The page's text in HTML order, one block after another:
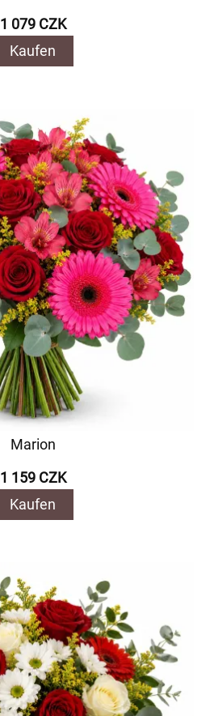
1 079 CZK
Kaufen
Marion
1 159 CZK
Kaufen